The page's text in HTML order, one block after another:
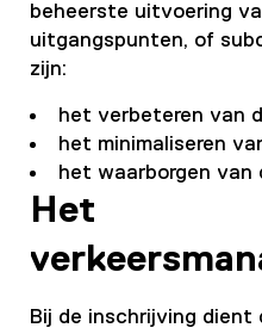
beheerste uitvoering
uitgangspunten, of
zijn:
het verbeteren van
het minimaliseren
het waarborgen van
Het
Bij de inschrijving